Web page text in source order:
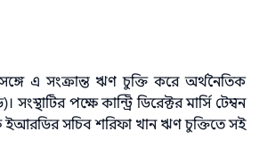
সঙ্গে এ সংক্রান্ত ঋণ চুক্তি করে অর্থনৈতিক
পক্ষে কান্ট্রি ডিরেক্টর মার্সি টেম্বন
ইআরডির সচিব শরিফা খান ঋণ চুক্তিতে সই